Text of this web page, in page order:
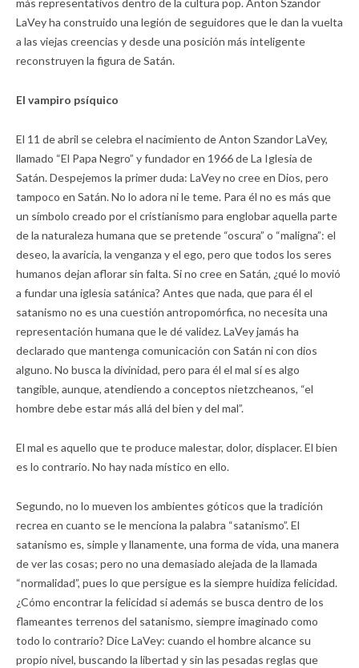
LaVey ha construido una legión de seguidores que le dan la vuelta
a las viejas creencias y desde una posición más inteligente
reconstruyen la figura de Satán.
El vampiro psíquico
El 11 de abril se celebra el nacimiento de Anton Szandor LaVey,
llamado “El Papa Negro” y fundador en 1966 de La Iglesia de
Satán. Despejemos la primer duda: LaVey no cree en Dios, pero
tampoco en Satán. No lo adora ni le teme. Para él no es más que
un símbolo creado por el cristianismo para englobar aquella parte
de la naturaleza humana que se pretende “oscura” o “maligna”: el
deseo, la avaricia, la venganza y el ego, pero que todos los seres
humanos dejan aflorar sin falta. Si no cree en Satán, ¿qué lo movió
a fundar una iglesia satánica? Antes que nada, que para él el
satanismo no es una cuestión antropomórfica, no necesita una
representación humana que le dé validez. LaVey jamás ha
declarado que mantenga comunicación con Satán ni con dios
alguno. No busca la divinidad, pero para él el mal sí es algo
tangible, aunque, atendiendo a conceptos nietzcheanos, “el
hombre debe estar más allá del bien y del mal”.
El mal es aquello que te produce malestar, dolor, displacer. El bien
es lo contrario. No hay nada místico en ello.
Segundo, no lo mueven los ambientes góticos que la tradición
recrea en cuanto se le menciona la palabra “satanismo”. El
satanismo es, simple y llanamente, una forma de vida, una manera
de ver las cosas; pero no una demasiado alejada de la llamada
“normalidad”, pues lo que persigue es la siempre huidiza felicidad.
¿Cómo encontrar la felicidad si además se busca dentro de los
flameantes terrenos del satanismo, siempre imaginado como
todo lo contrario? Dice LaVey: cuando el hombre alcance su
propio nivel, buscando la libertad y sin las pesadas reglas que